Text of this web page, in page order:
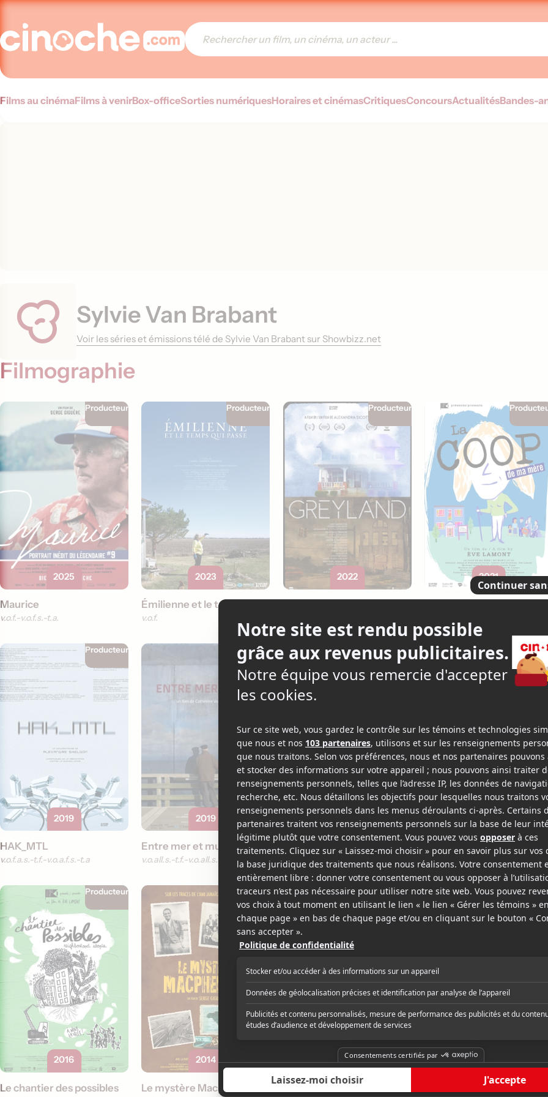
Films au cinémaFilms à venirBox-officeSorties numériquesHoraires et cinémasCritiquesConcoursActualitésBandes-
Sylvie Van Brabant
Voir les séries et émissions télé de Sylvie Van Brabant sur Showbizz.net
Filmographie
Producteur
2025
Maurice
v.o.f. v.o.f.s.-t.a.
Producteur
2023
v.o.f.
Producteur
2022 2021
Producteur
2019
HAK_MTL
v.o.f.a.s.-t.f. v.o.a.f.s.-t.a
Producteur
2019
Entre mer et mur
v.o.all.s.-t.f. v.o.all.s.-t.a.
Producteur
Les lettres de ma mère
v.o.f.
2016
Parfaites
v.o.f. v.o.f.s.-t.a.
Producteur
2016
Le chantier des possibles
Producteur
2014
Le mystère Macpherson
Producteur
2012 2012
Le Nord au coeur